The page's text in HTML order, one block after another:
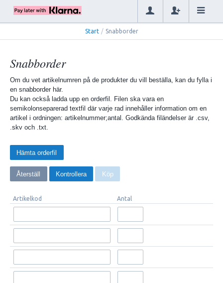
Start / Snabborder
Snabborder
Om du vet artikelnumren på de produkter du vill beställa, kan du fylla i
en snabborder här.
Du kan också ladda upp en orderfil. Filen ska vara en
semikolonseparerad textfil där varje rad innehåller information om en
artikel i ordningen: artikelnummer;antal. Godkända filändelser är .csv,
.skv och .txt.
Artikelkod Antal